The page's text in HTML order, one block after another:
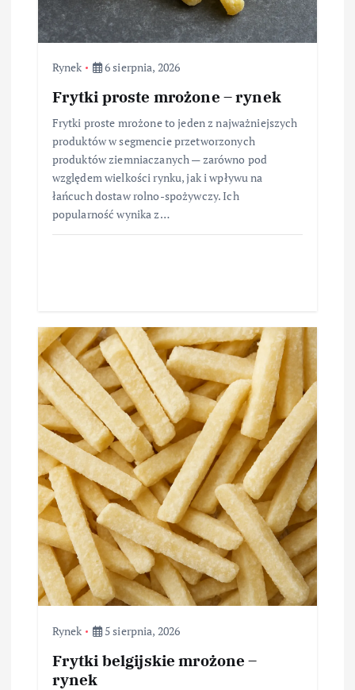
Rynek 6 sierpnia, 2026
Frytki proste mrożone – rynek
Frytki proste mrożone to jeden z najważniejszych
produktów w segmencie przetworzonych
produktów ziemniaczanych — zarówno pod
względem wielkości rynku, jak i wpływu na
łańcuch dostaw rolno-spożywczy. Ich
popularność wynika z…
Rynek 5 sierpnia, 2026
Frytki belgijskie mrożone –
rynek